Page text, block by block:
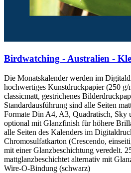
Birdwatching - Australien -
Die Monatskalender werden im
hochwertiges Kunstdruckpapier (250 g/
classicmatt, gestrichenes
Standardausführung sind alle Seiten
Formate Din A4, A3, Quadratisch, Sky
optional mit Glanzfinish für höhere
alle Seiten des Kalenders im
Chromosulfatkarton (Crescendo,
mit einer Glanzbeschichtung veredelt.
mattglanzbeschichtet alternativ mit
Wire-O-Bindung (schwarz)